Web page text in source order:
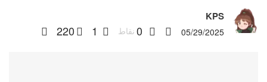
KPS
05/29/2025
0 نقاط 1
220